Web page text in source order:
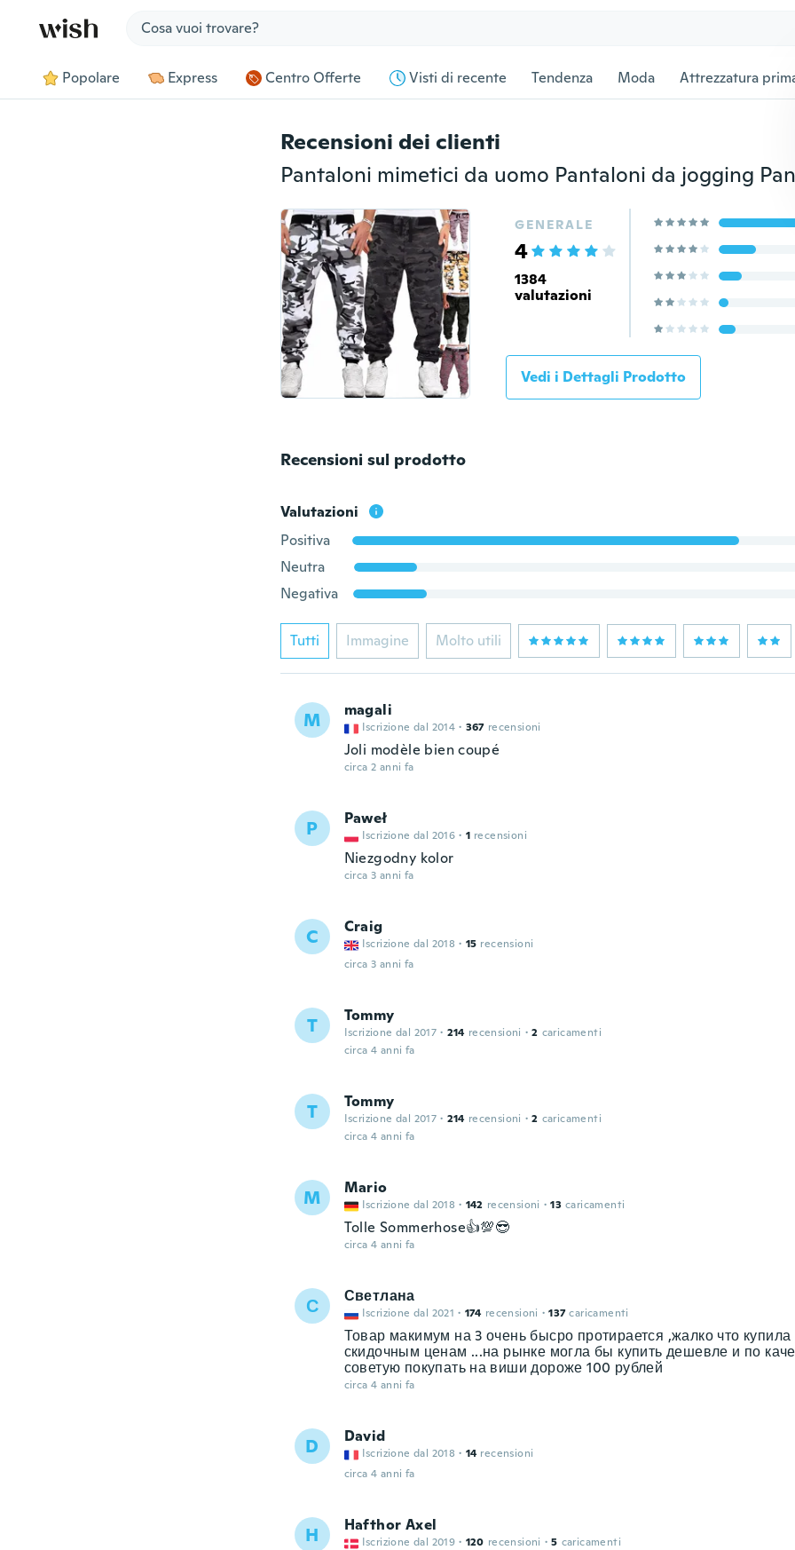
Popolare Express Centro Offerte Visti di recente Tendenza Moda Attrezzatura
Recensioni dei clienti
GENERALE
4
1384
valutazioni
Vedi i Dettagli Prodotto
Recensioni sul prodotto
Valutazioni
Positiva
Neutra
Negativa
Tutti Immagine Molto utili
M magali
Iscrizione dal 2014 · 367 recensioni
Joli modèle bien coupé
circa 2 anni fa
P Paweł
Iscrizione dal 2016 · 1 recensioni
Niezgodny kolor
circa 3 anni fa
C Craig
Iscrizione dal 2018 · 15 recensioni
circa 3 anni fa
T Tommy
Iscrizione dal 2017 · 214 recensioni · 2 caricamenti
circa 4 anni fa
T Tommy
Iscrizione dal 2017 · 214 recensioni · 2 caricamenti
circa 4 anni fa
M Mario
Iscrizione dal 2018 · 142 recensioni · 13 caricamenti
Tolle Sommerhose👍💯😎
circa 4 anni fa
С Светлана
Iscrizione dal 2021 · 174 recensioni · 137 caricamenti
Товар макимум на 3 очень бысро протирается ,жалко что купила
скидочным ценам ...на рынке могла бы купить дешевле и по
советую покупать на виши дороже 100 рублей
circa 4 anni fa
D David
Iscrizione dal 2018 · 14 recensioni
circa 4 anni fa
H Hafthor Axel
Iscrizione dal 2019 · 120 recensioni · 5 caricamenti